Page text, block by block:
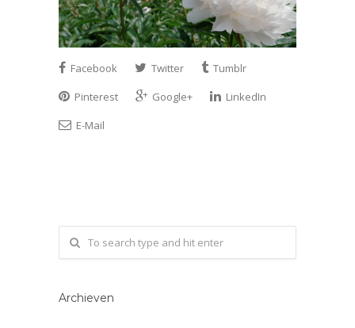
Facebook Twitter
Tumblr
Pinterest
Google+
LinkedIn
E-Mail
Archieven